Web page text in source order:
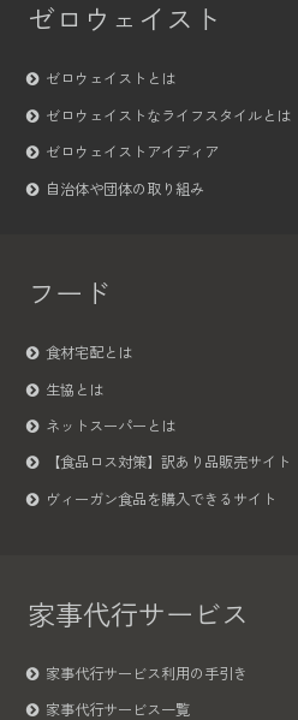
ゼロウェイスト
ゼロウェイストとは
ゼロウェイストなライフスタイルとは
ゼロウェイストアイディア
自治体や団体の取り組み
フード
食材宅配とは
生協とは
ネットスーパーとは
【食品ロス対策】訳あり品販売サイト
ヴィーガン食品を購入できるサイト
家事代行サービス
家事代行サービス利用の手引き
家事代行サービス一覧